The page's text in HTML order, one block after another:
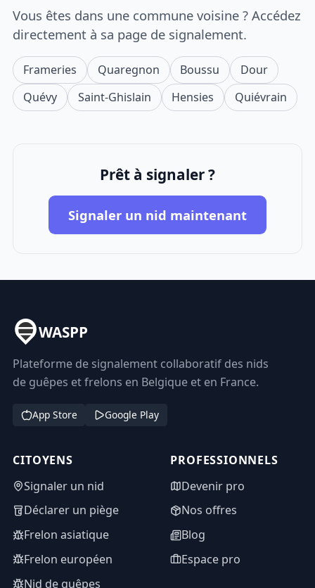
Vous êtes dans une commune voisine ? Accédez
directement à sa page de signalement.
Frameries Quaregnon Boussu
Dour
Quévy
Saint-Ghislain Hensies Quiévrain
Prêt à signaler ?
Signaler un nid maintenant
WASPP
Plateforme de signalement collaboratif des nids
de guêpes et frelons en Belgique et en France.
App Store Google Play
CITOYENS
Signaler un nid
Déclarer un piège
Frelon asiatique
Frelon européen
Nid de guêpes
PROFESSIONNELS
Devenir pro
Nos offres
Blog
Espace pro